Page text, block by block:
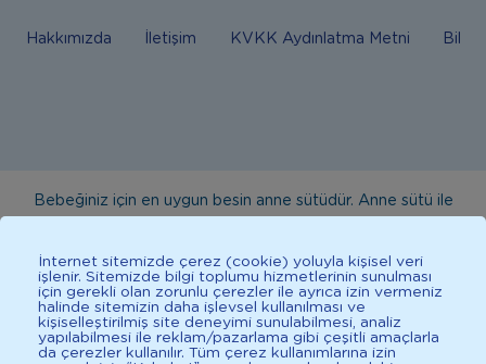
Hakkımızda İletişim KVKK Aydınlatma Metni Bilgi
Bebeğiniz için en uygun besin anne sütüdür. Anne sütü ile
danışınız. Bu sitede yayınlanan bilgiler hekim tavsiyesi
yerine geçmez. En doğru bilgi için doktorunuza danışınız.
Sağlıklı yaşam için dengeli, çeşitli beslenilmelidir. *D vitamini
çocuklarda bağışıklık sisteminin normal işlevine katkıda
İnternet sitemizde çerez (cookie) yoluyla kişisel veri
işlenir. Sitemizde bilgi toplumu hizmetlerinin sunulması
için gerekli olan zorunlu çerezler ile ayrıca izin vermeniz
halinde sitemizin daha işlevsel kullanılması ve
kişiselleştirilmiş site deneyimi sunulabilmesi, analiz
yapılabilmesi ile reklam/pazarlama gibi çeşitli amaçlarla
da çerezler kullanılır. Tüm çerez kullanımlarına izin